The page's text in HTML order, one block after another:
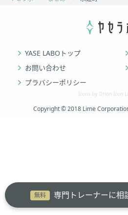
無料 専門トレーナーに相
YASE LABOトップ
お問い合わせ
プラバシーポリシー
Icons by Orion Icon
Copyright © 2018 Lime